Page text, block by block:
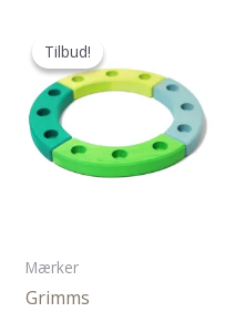
Tilbud!
Tilbud!
Mærker
Grimms